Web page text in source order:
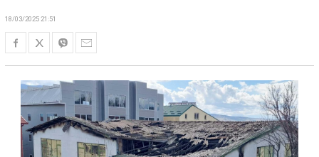
18/03/2025 21:51